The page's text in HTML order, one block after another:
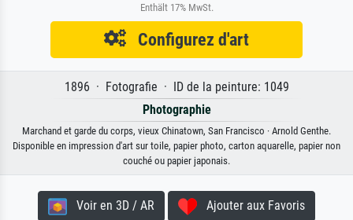
Enthält 17% MwSt.
Configurez d'art
1896 · Fotografie · ID de la peinture: 1049
Photographie
Marchand et garde du corps, vieux Chinatown, San Francisco · Arnold Genthe.
Disponible en impression d'art sur toile, papier photo, carton aquarelle, papier non
couché ou papier japonais.
Voir en 3D / AR Ajouter aux Favoris